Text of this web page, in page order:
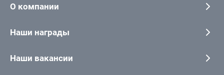
О компании
Наши награды
Наши вакансии